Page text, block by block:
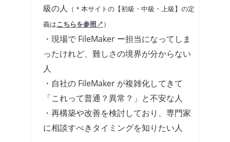
級の人 （＊本サイトの【初級・中級・上級】の定
義はこちらを参照↗ ）
・現場で FileMaker ー担当になってしま
ったけれど、難しさの境界が分からない
人
・自社の FileMaker が複雑化してきて
「これって普通？異常？」と不安な人
・再構築や改善を検討しており、専門家
に相談すべきタイミングを知りたい人